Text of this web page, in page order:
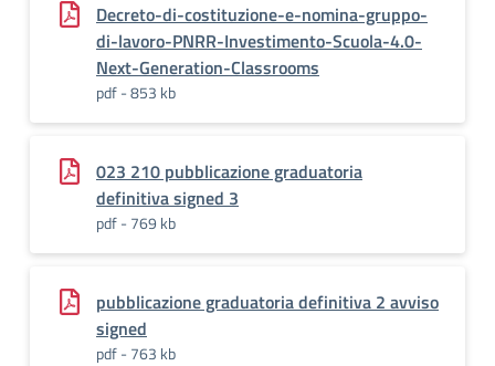
Decreto-di-costituzione-e-nomina-gruppo-
di-lavoro-PNRR-Investimento-Scuola-4.0-
Next-Generation-Classrooms
pdf - 853 kb
023 210 pubblicazione graduatoria
definitiva signed 3
pdf - 769 kb
pubblicazione graduatoria definitiva 2 avviso
signed
pdf - 763 kb